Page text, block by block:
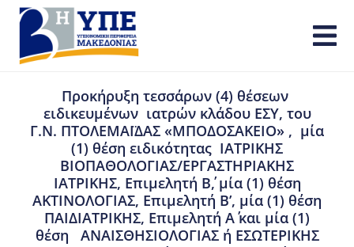
Προκήρυξη τεσσάρων (4) θέσεων
ειδικευμένων ιατρών κλάδου ΕΣΥ, του
Γ.Ν. ΠΤΟΛΕΜΑΪΔΑΣ «ΜΠΟΔΟΣΑΚΕΙΟ» , μία
(1) θέση ειδικότητας ΙΑΤΡΙΚΗΣ
ΒΙΟΠΑΘΟΛΟΓΙΑΣ/ΕΡΓΑΣΤΗΡΙΑΚΗΣ
ΙΑΤΡΙΚΗΣ, Επιμελητή Β΄, μία (1) θέση
ΑΚΤΙΝΟΛΟΓΙΑΣ, Επιμελητή Β’, μία (1) θέση
ΠΑΙΔΙΑΤΡΙΚΗΣ, Επιμελητή Α΄ και μία (1)
θέση ΑΝΑΙΣΘΗΣΙΟΛΟΓΙΑΣ ή ΕΣΩΤΕΡΙΚΗΣ